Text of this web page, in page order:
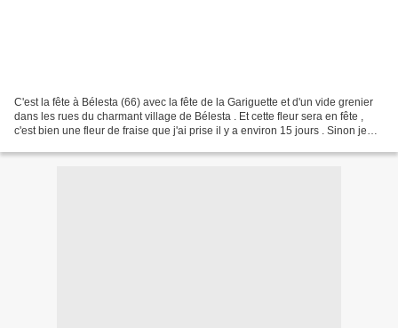
C'est la fête à Bélesta (66) avec la fête de la Gariguette et d'un vide grenier
dans les rues du charmant village de Bélesta . Et cette fleur sera en fête ,
c'est bien une fleur de fraise que j'ai prise il y a environ 15 jours . Sinon je